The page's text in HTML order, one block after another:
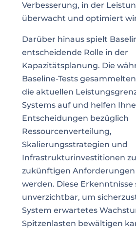
Verbesserung, in der
überwacht und optimiert
Darüber hinaus spielt
entscheidende Rolle in der
Kapazitätsplanung. Die
Baseline-Tests
die aktuellen
Systems auf und helfen
Entscheidungen bezüglich
Ressourcenverteilung,
Skalierungsstrategien und
Infrastrukturinvestitionen
zukünftigen Anforderungen
werden. Diese Erkenntnisse
unverzichtbar, um
System erwartetes
Spitzenlasten bewältigen